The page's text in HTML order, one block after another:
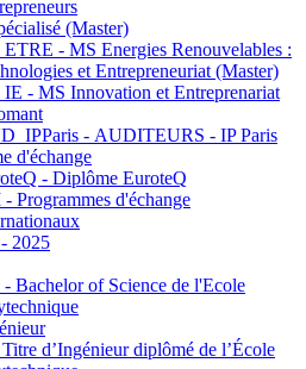
(Master)
- MS Energies Renouvelables :
et Entrepreneuriat (Master)
- MS Innovation et Entreprenariat
- AUDITEURS - IP Paris
d'échange
- Diplôme EuroteQ
- Programmes d'échange
2025
Bachelor of Science de l'Ecole
d’Ingénieur diplômé de l’École